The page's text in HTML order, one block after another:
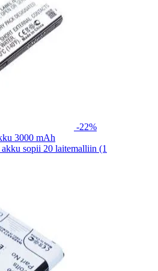
-22%
3000 mAh
sopii 20 laitemalliin (1